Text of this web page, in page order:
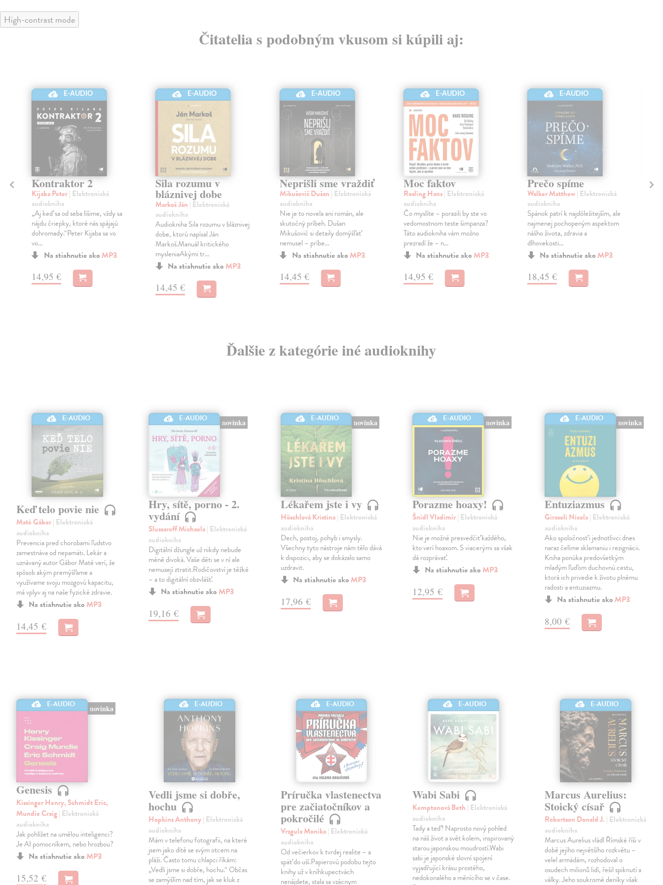
High-contrast mode
Čitatelia s podobným vkusom si kúpili aj:
E-AUDIO
Kontraktor 2
Kijaba Peter| Elektronická
audiokniha
„Aj keď sa od seba líšime, vždy sa
nájdu čriepky, ktoré nás spájajú
dohromady.“Peter Kijaba sa vo
vo...
Na stiahnutie ako MP3
14,95 €
E-AUDIO
Sila rozumu v
bláznivej dobe
Markoš Ján | Elektronická
audiokniha
Audiokniha Sila rozumu v bláznivej
dobe, ktorú napísal Ján
Markoš.Manuál kritického
mysleniaAkými tr...
Na stiahnutie ako MP3
14,45 €
E-AUDIO
Neprišli sme vraždiť
Mikušovič Dušan | Elektronická
audiokniha
Nie je to novela ani román, ale
skutočný príbeh. Dušan
Mikušovič si detaily domýšľať
nemusel – príbe...
Na stiahnutie ako MP3
14,45 €
E-AUDIO
Moc faktov
Rosling Hans| Elektronická
audiokniha
Čo myslíte – porazili by ste vo
vedomostnom teste šimpanza?
Táto audiokniha vám možno
prezradí že – n...
Na stiahnutie ako MP3
14,95 €
E-AUDIO
Prečo spíme
Walker Matthew| Elektronická
audiokniha
Spánok patrí k najdôležitejším, ale
najmenej pochopeným aspektom
nášho života, zdravia a
dlhovekosti...
Na stiahnutie ako MP3
18,45 €
Ďalšie z kategórie iné audioknihy
E-AUDIO
Keď telo povie nie
Maté Gábor| Elektronická
audiokniha
Prevencia pred chorobami ľudstvo
zamestnáva od nepamäti. Lekár a
uznávaný autor Gábor Maté verí, že
spôsob akým premýšľame a
využívame svoju mozgovú kapacitu,
má vplyv aj na naše fyzické zdravie.
Na stiahnutie ako MP3
14,45 €
E-AUDIO novinka
Hry, sítě, porno - 2.
vydání
Slussareff Michaela| Elektronická
audiokniha
Digitální džungle už nikdy nebude
méně divoká. Vaše děti se v ní ale
nemusejí ztratit.Rodičovství je těžké
– a to digitální obzvlášť.
Na stiahnutie ako MP3
19,16 €
E-AUDIO novinka
Lékařem jste i vy
Höschlová Kristina| Elektronická
audiokniha
Dech, postoj, pohyb i smysly.
Všechny tyto nástroje nám tělo dává
k dispozici, aby se dokázalo samo
uzdravit.
Na stiahnutie ako MP3
17,96 €
E-AUDIO novinka
Porazme hoaxy!
Šnídl Vladimír| Elektronická
audiokniha
Nie je možné presvedčiť každého,
kto verí hoaxom. S viacerými sa však
dá rozprávať.
Na stiahnutie ako MP3
12,95 €
E-AUDIO novinka
Entuziazmus
Girasoli Nicola| Elektronická
audiokniha
Ako spoločnosť i jednotlivci dnes
naraz čelíme sklamaniu i rezignácii.
Kniha ponúka predovšetkým
mladým ľuďom duchovnú cestu,
ktorá ich privedie k životu plnému
radosti a entuziazmu.
Na stiahnutie ako MP3
8,00 €
E-AUDIO novinka
Genesis
Kissinger Henry, Schmidt Eric,
Mundie Craig| Elektronická
audiokniha
Jak pohlížet na umělou inteligenci?
Je AI pomocníkem, nebo hrozbou?
Na stiahnutie ako MP3
15,52 €
E-AUDIO
Vedli jsme si dobře,
hochu
Hopkins Anthony| Elektronická
audiokniha
Mám v telefonu fotografii, na které
jsem jako dítě se svým otcem na
pláži. Často tomu chlapci říkám:
„Vedli jsme si dobře, hochu.“ Občas
se zamýšlím nad tím, jak se kluk z
E-AUDIO
Príručka vlastenectva
pre začiatočníkov a
pokročilé
Vrzgula Monika| Elektronická
audiokniha
Od večierkov k tvrdej realite – a
späť do uší.Papierovú podobu tejto
knihy už v kníhkupectvách
nenájdete, stala sa vzácnym
E-AUDIO
Wabi Sabi
Kemptonová Beth | Elektronická
audiokniha
Tady a teď! Naprosto nový pohled
na náš život a svět kolem, inspirovaný
starou japonskou moudrostí.Wabi
sabi je japonské slovní spojení
vyjadřující krásu prostého,
nedokonalého a měnícího se v čase.
E-AUDIO
Marcus Aurelius:
Stoický císař
Robertson Donald J. | Elektronická
audiokniha
Marcus Aurelius vládl Římské říši v
době jejího největšího rozkvětu –
velel armádám, rozhodoval o
osudech milionů lidí, řešil spiknutí a
války. Jeho soukromé deníky však